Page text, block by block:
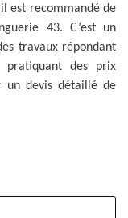
est recommandé de
43. C’est un
travaux répondant
des prix
un devis détaillé de